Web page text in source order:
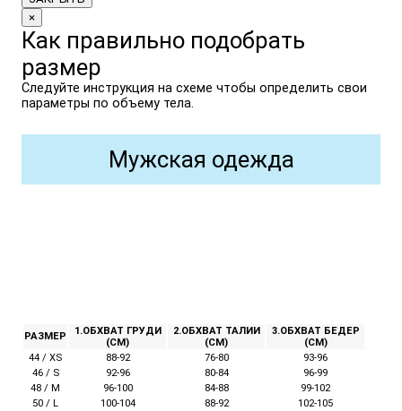
×
Как правильно подобрать
размер
Следуйте инструкция на схеме чтобы определить свои
параметры по объему тела.
Мужская одежда
РАЗМЕР
1.ОБХВАТ ГРУДИ
(СМ)
2.ОБХВАТ ТАЛИИ
(СМ)
3.ОБХВАТ БЕДЕР
(СМ)
44 / XS
88-92 76-80
93-96
46 / S
92-96 80-84
96-99
48 / M
96-100 84-88
99-102
50 / L
100-104 88-92
102-105